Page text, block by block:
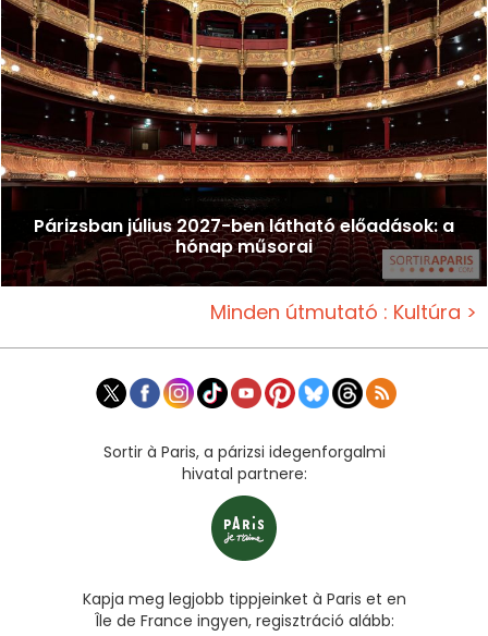
Párizsban július 2027-ben látható előadások: a
hónap műsorai
Minden útmutató : Kultúra >
Sortir à Paris, a párizsi idegenforgalmi
hivatal partnere:
Kapja meg legjobb tippjeinket à Paris et en
Île de France ingyen, regisztráció alább: